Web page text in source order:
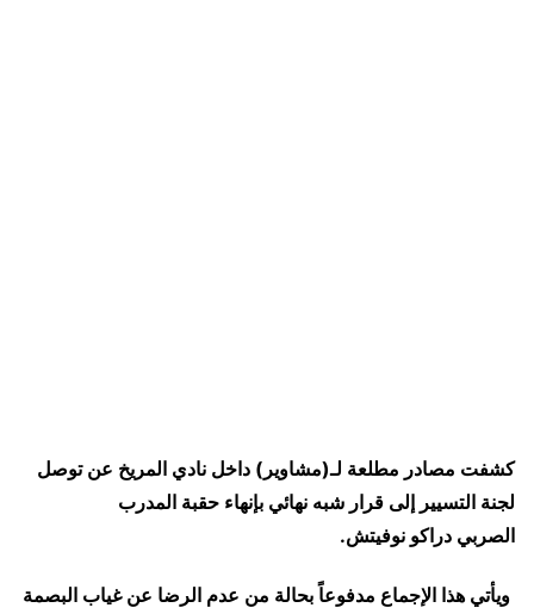
كشفت مصادر مطلعة لـ(مشاوير) داخل نادي المريخ عن توصل
لجنة التسيير إلى قرار شبه نهائي بإنهاء حقبة المدرب
الصربي دراكو نوفيتش.
ويأتي هذا الإجماع مدفوعاً بحالة من عدم الرضا عن غياب البصمة